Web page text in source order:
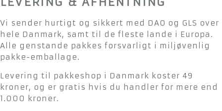
Vi sender hurtigt og sikkert med DAO og GLS over
hele Danmark, samt til de fleste lande i Europa.
Alle genstande pakkes forsvarligt i miljøvenlig
pakke-emballage.
Levering til pakkeshop i Danmark koster 49
kroner, og er gratis hvis du handler for mere end
1.000 kroner.